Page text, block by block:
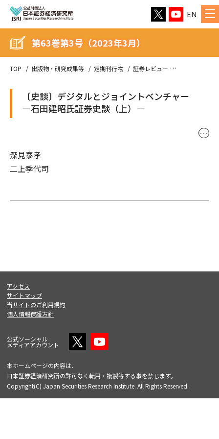
EN
TOP 出版物・研究成果等 定期刊行物 証券レビュー
第63巻第3号（2023年3月）
〔史談〕デジタルとジョイントベンチャー
—石田建昭氏証券史談（上）—
･･･
深見泰孝
二上季代司
アクセス
サイトマップ
当サイトのご利用規約
個人情報保護方針
公式ソーシャル
メディアアカウント
本ホームページの内容は、
日本証券経済研究所の許可なく転用・複製等する事を禁じます。
Copyright(C) Japan Securities Research Institute. All Rights Reserved.